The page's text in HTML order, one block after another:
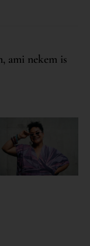
ami nekem is